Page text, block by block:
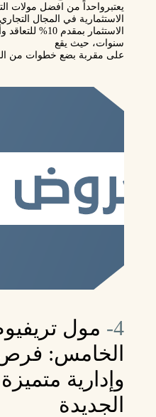
‏يعتبرواحداً من افضل مولات
الاستثمارية في المجال
سنوات، حيث يقع
على مقربة بضع خطوات من
4-
مول
الخامس: فرص
وإدارية
الجديدة